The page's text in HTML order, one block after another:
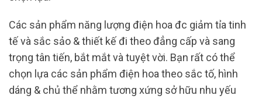
Các sản phẩm năng lượng điện hoa đc giảm tỉa tinh
tế và sắc sảo & thiết kế đi theo đẳng cấp và sang
trọng tân tiến, bắt mắt và tuyệt vời. Bạn rất có thể
chọn lựa các sản phẩm điện hoa theo sắc tố, hình
dáng & chủ thể nhằm tương xứng sở hữu nhu yếu